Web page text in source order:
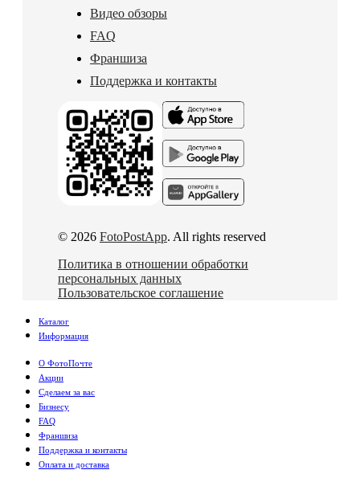
Видео обзоры
FAQ
Франшиза
Поддержка и контакты
© 2026 FotoPostApp. All rights reserved
Политика в отношении обработки
персональных данных
Пользовательское соглашение
Каталог
Информация
О ФотоПочте
Акции
Сделаем за вас
Бизнесу
FAQ
Франшиза
Поддержка и контакты
Оплата и доставка